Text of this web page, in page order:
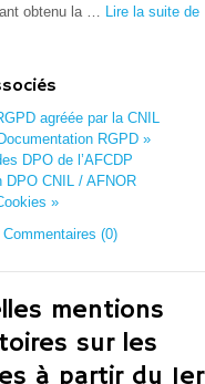
obtenu la … Lire la suite de
agréée par la CNIL
RGPD »
DPO de l’AFCDP
DPO CNIL / AFNOR
»
Commentaires (0)
mentions
sur les
à partir du 1er